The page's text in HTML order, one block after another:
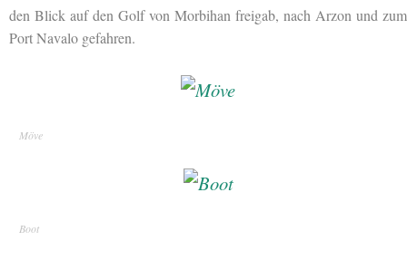
den Blick auf den Golf von Morbihan freigab, nach Arzon und zum
Port Navalo gefahren.
Möve
Boot